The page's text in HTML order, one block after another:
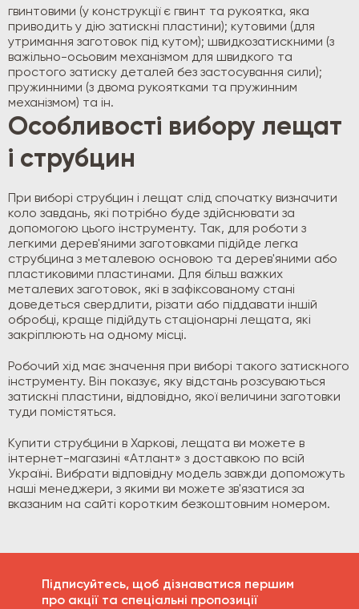
гвинтовими (у конструкції є гвинт та рукоятка, яка
приводить у дію затискні пластини); кутовими (для
утримання заготовок під кутом); швидкозатискними (з
важільно-осьовим механізмом для швидкого та
простого затиску деталей без застосування сили);
пружинними (з двома рукоятками та пружинним
механізмом) та ін.
Особливості вибору лещат
і струбцин
При виборі струбцин і лещат слід спочатку визначити
коло завдань, які потрібно буде здійснювати за
допомогою цього інструменту. Так, для роботи з
легкими дерев'яними заготовками підійде легка
струбцина з металевою основою та дерев'яними або
пластиковими пластинами. Для більш важких
металевих заготовок, які в зафіксованому стані
доведеться свердлити, різати або піддавати іншій
обробці, краще підійдуть стаціонарні лещата, які
закріплюють на одному місці.
Робочий хід має значення при виборі такого затискного
інструменту. Він показує, яку відстань розсуваються
затискні пластини, відповідно, якої величини заготовки
туди помістяться.
Купити струбцини в Харкові, лещата ви можете в
інтернет-магазині «Атлант» з доставкою по всій
Україні. Вибрати відповідну модель завжди допоможуть
наші менеджери, з якими ви можете зв'язатися за
вказаним на сайті коротким безкоштовним номером.
Підписуйтесь, щоб дізнаватися першим
про акції та спеціальні пропозиції